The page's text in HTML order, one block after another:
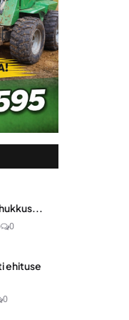
0
ehituse
0